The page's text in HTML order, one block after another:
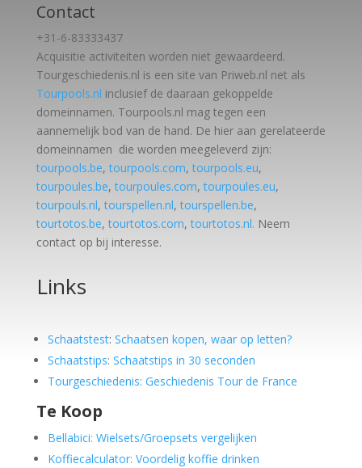
Contact
+31-6-83333437
Acquisitie activiteiten worden niet gewaardeerd.
Tourgeschiedenis.nl is een site van Priweb.nl net als
Tourpools.nl inclusief de daaraan gekoppelde
domeinnamen. Tourpools.nl mag tegen een
aannemelijk bod van de hand. De hier aan gerelateerde
domeinnamen die worden meegeleverd zijn:
tourpools.be,tourpools.com,tourpools.eu,
tourpoules.be,tourpoules.com,tourpoules.eu,
tourpouls.nl,tourspellen.nl,tourspellen.be,
tourtotos.be,tourtotos.com,tourtotos.nl. Neem
contact op bij interesse.
Links
Schaatstest: Schaatsen kopen, waar op letten?
Schaatstips: Schaatstips in 30 seconden
Tourgeschiedenis: Geschiedenis Tour de France
Te Koop
Bellabici: Wielsets/Groepsets vergelijken
Koffiecalculator: Voordelig koffie drinken